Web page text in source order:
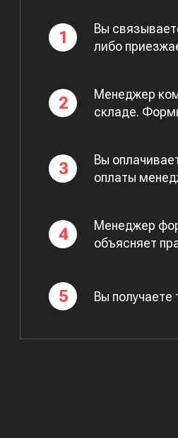
1
Вы
либо
2
Менеджер
складе.
3
Вы
оплаты
4
Менеджер
объясняет
5 Вы